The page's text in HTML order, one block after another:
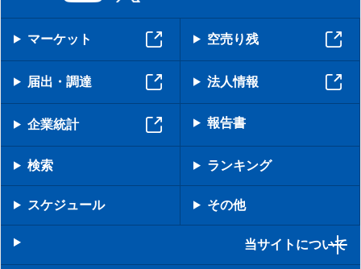
マーケット 空売り残
届出・調達 法人情報
企業統計 報告書
検索 ランキング
スケジュール その他
当サイトについて